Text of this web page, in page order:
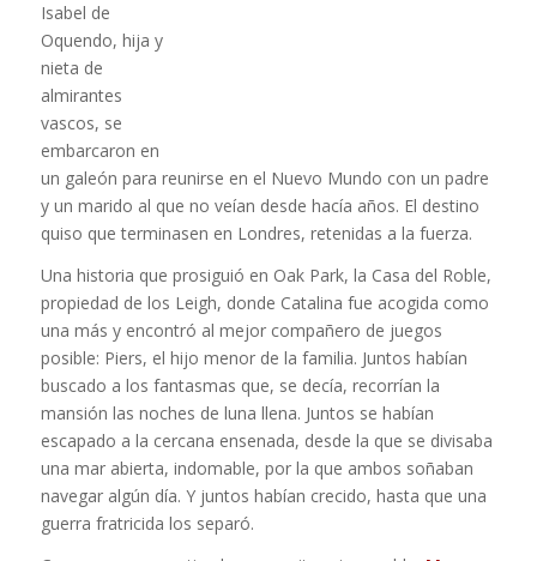
Isabel de
Oquendo, hija y
nieta de
almirantes
vascos, se
embarcaron en
un galeón para reunirse en el Nuevo Mundo con un padre
y un marido al que no veían desde hacía años. El destino
quiso que terminasen en Londres, retenidas a la fuerza.
Una historia que prosiguió en Oak Park, la Casa del Roble,
propiedad de los Leigh, donde Catalina fue acogida como
una más y encontró al mejor compañero de juegos
posible: Piers, el hijo menor de la familia. Juntos habían
buscado a los fantasmas que, se decía, recorrían la
mansión las noches de luna llena. Juntos se habían
escapado a la cercana ensenada, desde la que se divisaba
una mar abierta, indomable, por la que ambos soñaban
navegar algún día. Y juntos habían crecido, hasta que una
guerra fratricida los separó.